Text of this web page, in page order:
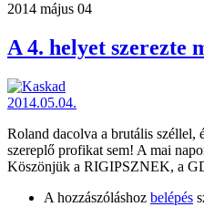
2014 május 04
A 4. helyet szerezte
Roland dacolva a brutális széllel,
szereplő profikat sem! A mai
Köszönjük a RIGIPSZNEK, a
A hozzászóláshoz belépés